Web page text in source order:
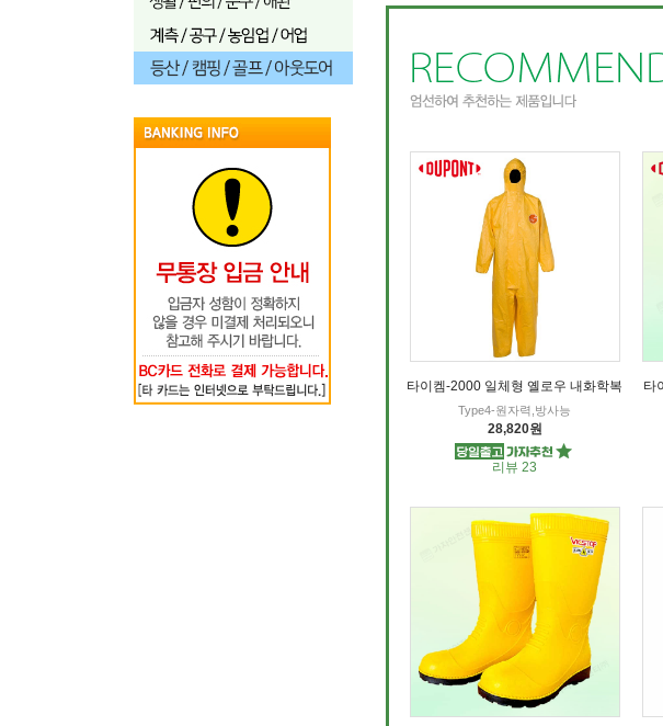
타이켐-2000 일체형 옐로우 내화학복
Type4-원자력,방사능
28,820원
리뷰 23
타